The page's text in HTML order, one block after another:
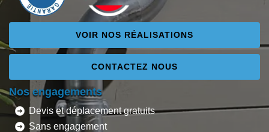
VOIR NOS RÉALISATIONS
CONTACTEZ NOUS
Nos engagements
Devis et déplacement gratuits
Sans engagement